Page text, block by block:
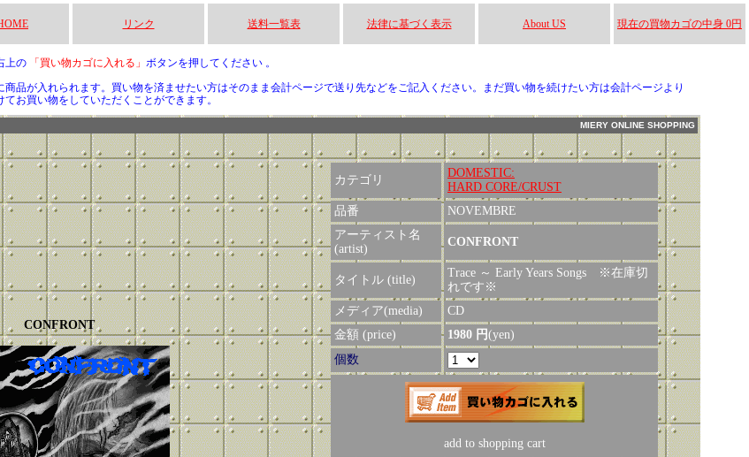
リンク 送料一覧表 法律に基づく表示 About US 現在の買物カゴの中身 0円
上の 「買い物カゴに入れる」 ボタンを押してください 。
品が入れられます。買い物を済ませたい方はそのまま会計ページで送り先などをご記入ください。まだ買い物を続けたい方は会計ページより
お買い物をしていただくことができます。
MIERY ONLINE SHOPPING
CONFRONT
カテゴリ
DOMESTIC:
HARD CORE/CRUST
品番
NOVEMBRE
アーティスト名
(artist)
CONFRONT
タイトル (title)
Trace ～ Early Years Songs ※在庫切
れです※
メディア(media)
CD
金額 (price)
1980 円(yen)
個数
add to shopping cart